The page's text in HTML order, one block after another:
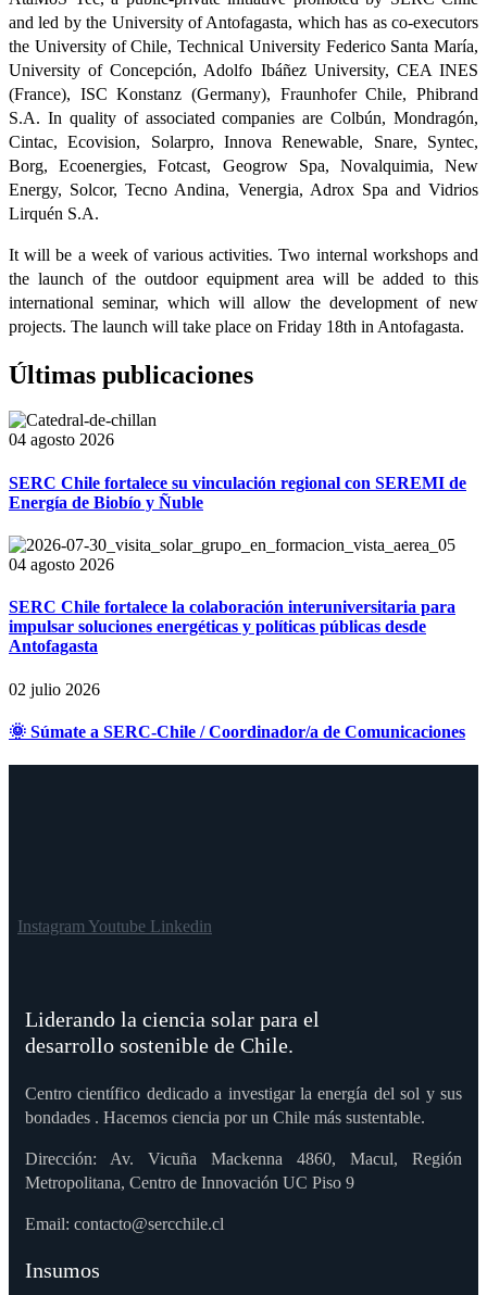
and led by the University of Antofagasta, which has as co-executors
the University of Chile, Technical University Federico Santa María,
University of Concepción, Adolfo Ibáñez University, CEA INES
(France), ISC Konstanz (Germany), Fraunhofer Chile, Phibrand
S.A. In quality of associated companies are Colbún, Mondragón,
Cintac, Ecovision, Solarpro, Innova Renewable, Snare, Syntec,
Borg, Ecoenergies, Fotcast, Geogrow Spa, Novalquimia, New
Energy, Solcor, Tecno Andina, Venergia, Adrox Spa and Vidrios
Lirquén S.A.
It will be a week of various activities. Two internal workshops and
the launch of the outdoor equipment area will be added to this
international seminar, which will allow the development of new
projects. The launch will take place on Friday 18th in Antofagasta.
Últimas publicaciones
04 agosto 2026
SERC Chile fortalece su vinculación regional con SEREMI de
Energía de Biobío y Ñuble
04 agosto 2026
SERC Chile fortalece la colaboración interuniversitaria para
impulsar soluciones energéticas y políticas públicas desde
Antofagasta
02 julio 2026
🌞 Súmate a SERC-Chile / Coordinador/a de Comunicaciones
Instagram Youtube Linkedin
Liderando la ciencia solar para el
desarrollo sostenible de Chile.
Centro científico dedicado a investigar la energía del sol y sus
bondades . Hacemos ciencia por un Chile más sustentable.
Dirección: Av. Vicuña Mackenna 4860, Macul, Región
Metropolitana, Centro de Innovación UC Piso 9
Email: contacto@sercchile.cl
Insumos